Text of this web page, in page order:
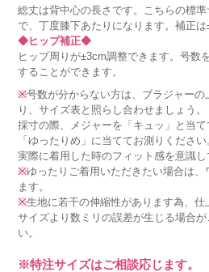
総丈は背中心の長さです。こちらの標
で、丁度膝下あたりになります。補正は
◆ヒップ補正◆
ヒップ周りが±3cm調整できます。号数
することができます。
※号数が分からない方は、ブラジャーの
り、サイズ表と照らし合わせましょう。
採寸の際、メジャーを「キュッ」と当て
「ゆったりめ」に当ててお測りください
実際に着用した時のフィット感を意識し
※ゆったりご着用いただきたい場合は
ます。
※生地に若干の伸縮性があります為、
サイズより数ミリの誤差が生じる場合
い。
※特注サイズはご相談応じます。